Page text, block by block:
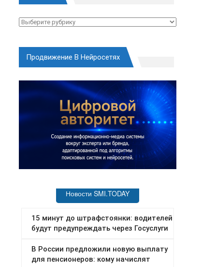
Рубрики
Продвижение В Нейросетях